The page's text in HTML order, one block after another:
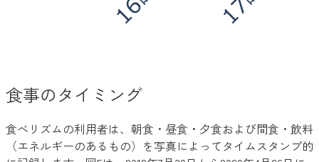
食事のタイミング
食べリズムの利用者は、朝食・昼食・夕食および間食・飲料
（エネルギーのあるもの）を写真によってタイムスタンプ的